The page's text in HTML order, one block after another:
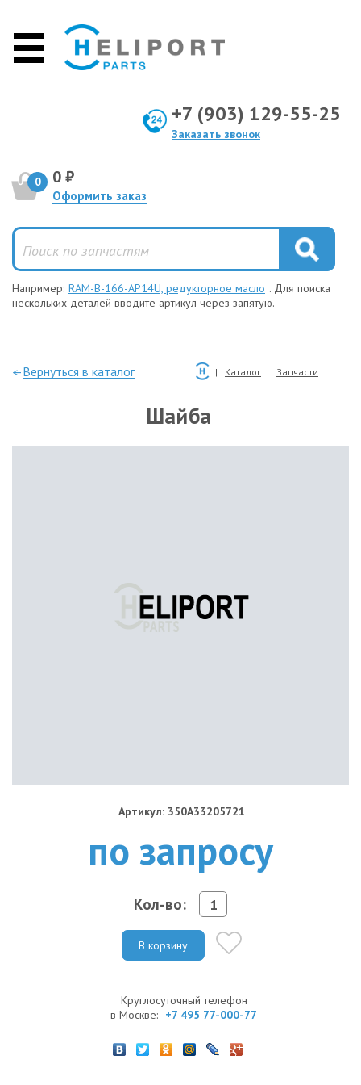
+7 (903) 129-55-25
Заказать звонок
0 0 ₽
Оформить заказ
Например: RAM-B-166-AP14U, редукторное масло . Для поиска
нескольких деталей вводите артикул через запятую.
—Вернуться в каталог Каталог Запчасти
Шайба
Артикул: 350A33205721
по запросу
Кол-во:
В корзину
Круглосуточный телефон
в Москве: +7 495 77-000-77